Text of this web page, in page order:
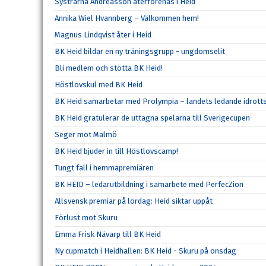
Annika Wiel Hvannberg – Välkommen hem!
Magnus Lindqvist åter i Heid
BK Heid bildar en ny träningsgrupp - ungdomselit
Bli medlem och stötta BK Heid!
Höstlovskul med BK Heid
BK Heid samarbetar med Prolympia – landets ledande
BK Heid gratulerar de uttagna spelarna till Sverigecupen
Seger mot Malmö
BK Heid bjuder in till Höstlovscamp!
Tungt fall i hemmapremiären
BK HEID – ledarutbildning i samarbete med PerfecZion
Allsvensk premiär på lördag: Heid siktar uppåt
Förlust mot Skuru
Emma Frisk Nävarp till BK Heid
Ny cupmatch i Heidhallen: BK Heid - Skuru på onsdag